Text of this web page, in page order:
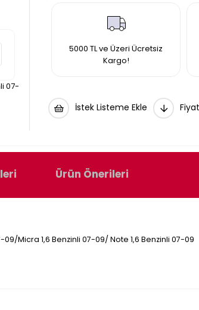
07-
5000 TL ve Üzeri Ücretsiz
Kargo!
İstek Listeme Ekle
Ürün Önerileri
09/Micra 1,6 Benzinli 07-09/ Note 1,6 Benzinli 07-09